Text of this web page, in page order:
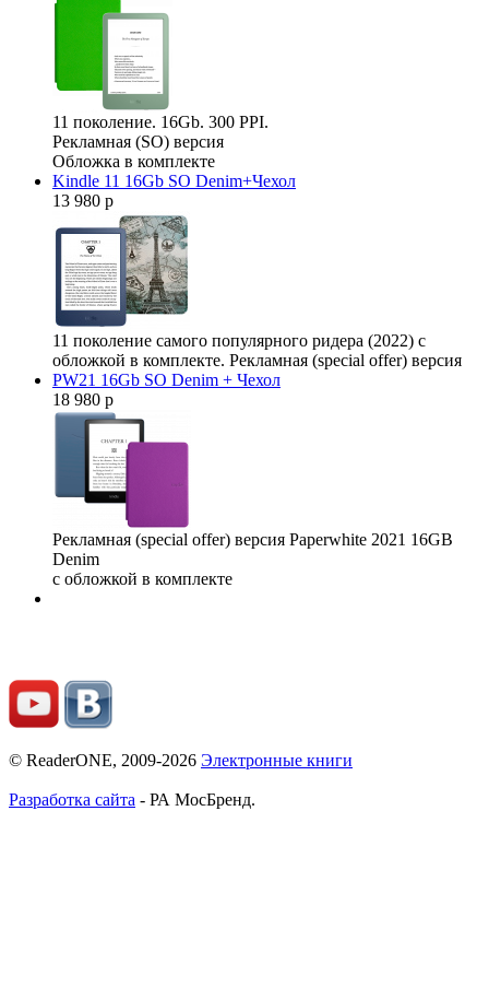
11 поколение. 16Gb. 300 PPI.
Рекламная (SO) версия
Обложка в комплекте
Kindle 11 16Gb SO Denim+Чехол
13 980 р
11 поколение самого популярного ридера (2022) с
обложкой в комплекте. Рекламная (special offer) версия
PW21 16Gb SO Denim + Чехол
18 980 р
Рекламная (special offer) версия Paperwhite 2021 16GB
Denim
с обложкой в комплекте
© ReaderONE, 2009-2026 Электронные книги
Разработка сайта - РА МосБренд.